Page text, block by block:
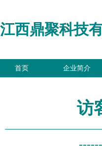
江西鼎聚科技
首页 企业简介
访